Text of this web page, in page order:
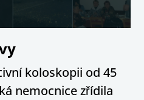
koloskopii od 45
nemocnice zřídila